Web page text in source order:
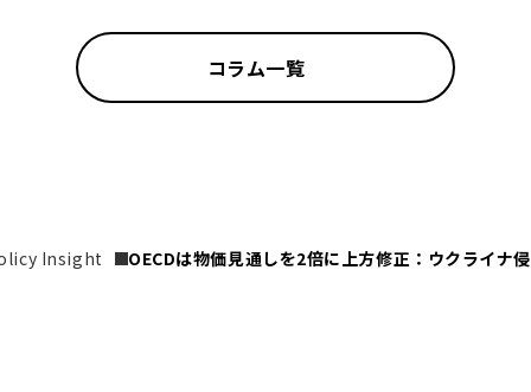
コラム一覧
Insight OECDは物価見通しを2倍に上方修正：ウクライナ